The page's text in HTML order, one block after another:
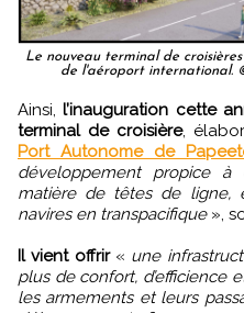
Le nouveau terminal de
de l'aéroport international.
Ainsi,l’inauguration cette
terminal de croisière,
Port Autonome de
développement propice
matière de têtes de ligne,
navires en transpacifique»,
Il vient offrir« une
plus de confort, d’efficience
les armements et leurs